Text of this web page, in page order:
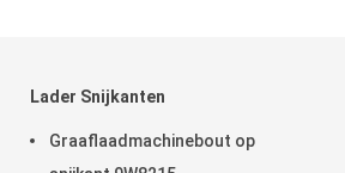
Lader Snijkanten
Graaflaadmachinebout op